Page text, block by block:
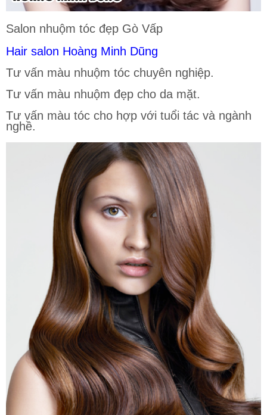
Salon nhuộm tóc đẹp Gò Vấp
Hair salon Hoàng Minh Dũng
Tư vấn màu nhuộm tóc chuyên nghiệp.
Tư vấn màu nhuộm đẹp cho da mặt.
Tư vấn màu tóc cho hợp với tuổi tác và ngành
nghề.